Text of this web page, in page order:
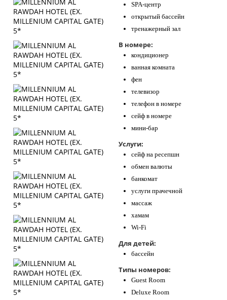
SPA-центр
открытый бассейн
тренажерный зал
В номере:
кондиционер
ванная комната
фен
телевизор
телефон в номере
сейф в номере
мини-бар
Услуги:
сейф на ресепшн
обмен валюты
банкомат
услуги прачечной
массаж
хамам
Wi-Fi
Для детей:
бассейн
Типы номеров:
Guest Room
Deluxe Room